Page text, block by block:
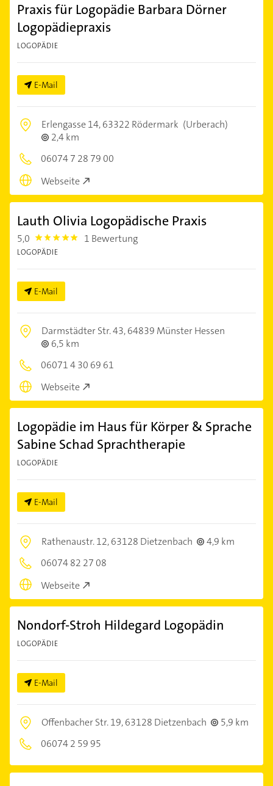
Praxis für Logopädie Barbara Dörner
Logopädiepraxis
LOGOPÄDIE
E-Mail
Erlengasse 14,63322 Rödermark (Urberach)
2,4 km
06074 7 28 79 00
Webseite
Lauth Olivia Logopädische Praxis
5,0 5.0 1 Bewertung
LOGOPÄDIE
E-Mail
Darmstädter Str. 43,64839 Münster Hessen
6,5 km
06071 4 30 69 61
Webseite
Logopädie im Haus für Körper & Sprache
Sabine Schad Sprachtherapie
LOGOPÄDIE
E-Mail
Rathenaustr. 12,63128 Dietzenbach
4,9 km
06074 82 27 08
Webseite
Nondorf-Stroh Hildegard Logopädin
LOGOPÄDIE
E-Mail
Offenbacher Str. 19,63128 Dietzenbach
5,9 km
06074 2 59 95